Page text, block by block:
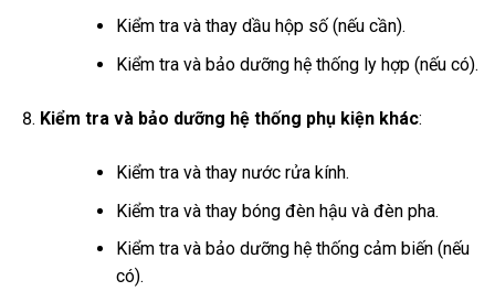
Kiểm tra và thay dầu hộp số (nếu cần).
Kiểm tra và bảo dưỡng hệ thống ly hợp (nếu có).
Kiểm tra và bảo dưỡng hệ thống phụ kiện khác:
Kiểm tra và thay nước rửa kính.
Kiểm tra và thay bóng đèn hậu và đèn pha.
Kiểm tra và bảo dưỡng hệ thống cảm biến (nếu
có).